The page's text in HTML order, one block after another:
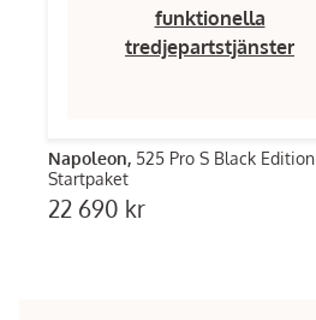
funktionella
tredjepartstjänster
Napoleon, 525 Pro S Black Edition
Startpaket
22 690 kr